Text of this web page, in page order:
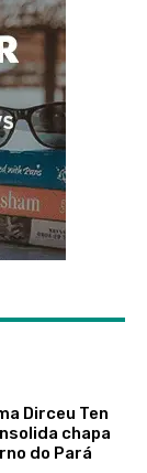
Dirceu Ten
chapa
do Pará